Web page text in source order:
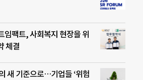
임팩트, 사회복지 현장을 위
체결
새 기준으로…기업들 ‘위험